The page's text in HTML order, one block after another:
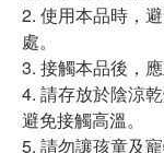
2. 使用本品時，
處。
3. 接觸本品後，
4. 請存放於陰涼
避免接觸高溫。
5. 請勿讓孩童及寵